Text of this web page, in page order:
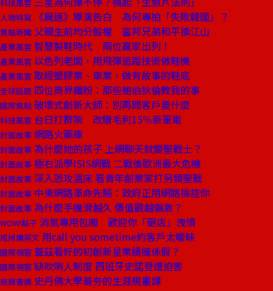
科技風雲
人物特寫 《屍速》導演告白 為何專拍「失敗韓國」？
焦點新聞 父親生前均分股權 富邦兄弟和平換江山
產業風雲 智慧製鞋時代 兩位贏家出列！
產業風雲 以色列老闆，用飛彈追蹤技術做鞋機
產業風雲 取經塑膠業、車業，做有故事的鞋底
全球話題 四位商界鐵粉：那些鮑伯狄倫教我的事
國際焦點 破壞式創新大師：別再問客戶要什麼
科技風雲 台日打群架 改賺毛利15％新筆電
封面故事 網路火藥庫
封面故事 為什麼她的孩子 上網聊天就變聖戰士？
封面故事 極右派學ISIS網戰 二戰後歐洲最大危機
封面故事 深入恐攻溫床 看青年創業家打另類聖戰
封面故事 中東網路革命先驅：政府正用網路操控你
封面故事 為什麼手機滑越久 價值觀越偏激？
WOW!點子 消氣專用包廂 歡迎你「砸店」洩憤
戒掉爛英文 用call you sometime約客戶太曖昧
國際視窗 蓋茲看好的初創新星業績攏係假？
國際視窗 缺吹哨人制度 西班牙史諾登遭迫害
商周書摘 史丹佛大學最夯的生涯規畫課